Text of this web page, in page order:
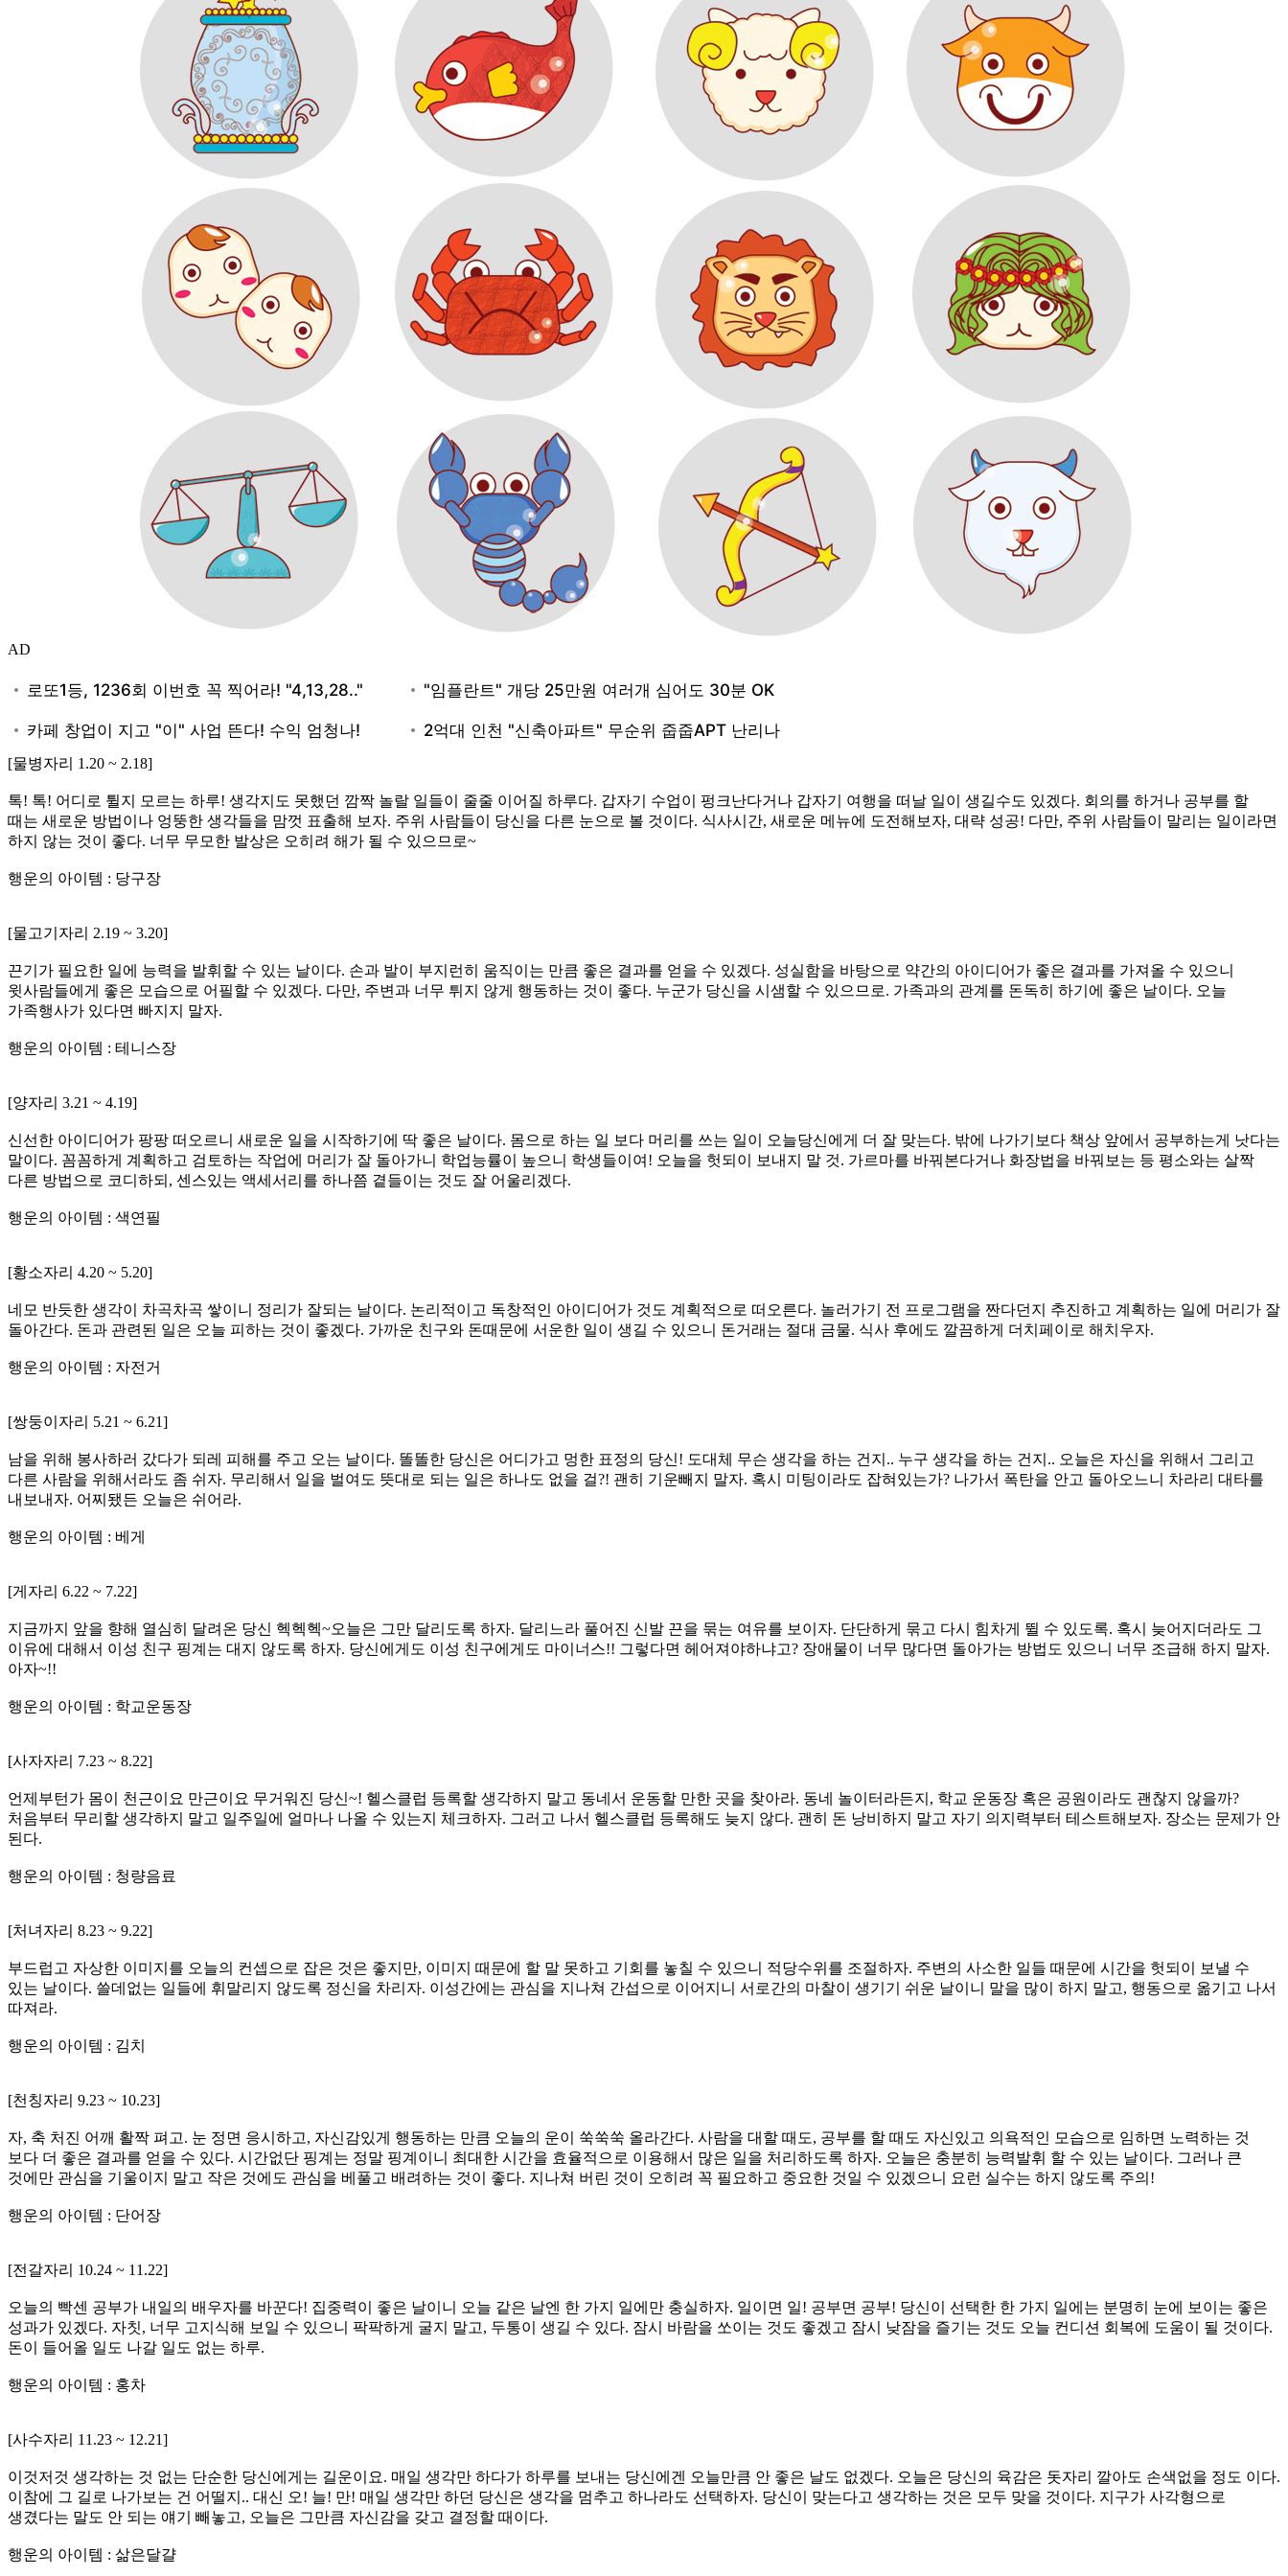
AD
[물병자리 1.20 ~ 2.18]
톡! 톡! 어디로 튈지 모르는 하루! 생각지도 못했던 깜짝 놀랄 일들이 줄줄 이어질 하루다. 갑자기 수업이 펑크난다거나 갑자기 여행을 떠날 일이 생길수도 있겠다. 회의를 하거나 공부를 할
때는 새로운 방법이나 엉뚱한 생각들을 맘껏 표출해 보자. 주위 사람들이 당신을 다른 눈으로 볼 것이다. 식사시간, 새로운 메뉴에 도전해보자, 대략 성공! 다만, 주위 사람들이 말리는 일이라면
하지 않는 것이 좋다. 너무 무모한 발상은 오히려 해가 될 수 있으므로~
행운의 아이템 : 당구장
[물고기자리 2.19 ~ 3.20]
끈기가 필요한 일에 능력을 발휘할 수 있는 날이다. 손과 발이 부지런히 움직이는 만큼 좋은 결과를 얻을 수 있겠다. 성실함을 바탕으로 약간의 아이디어가 좋은 결과를 가져올 수 있으니
윗사람들에게 좋은 모습으로 어필할 수 있겠다. 다만, 주변과 너무 튀지 않게 행동하는 것이 좋다. 누군가 당신을 시샘할 수 있으므로. 가족과의 관계를 돈독히 하기에 좋은 날이다. 오늘
가족행사가 있다면 빠지지 말자.
행운의 아이템 : 테니스장
[양자리 3.21 ~ 4.19]
신선한 아이디어가 팡팡 떠오르니 새로운 일을 시작하기에 딱 좋은 날이다. 몸으로 하는 일 보다 머리를 쓰는 일이 오늘당신에게 더 잘 맞는다. 밖에 나가기보다 책상 앞에서 공부하는게 낫다는
말이다. 꼼꼼하게 계획하고 검토하는 작업에 머리가 잘 돌아가니 학업능률이 높으니 학생들이여! 오늘을 헛되이 보내지 말 것. 가르마를 바꿔본다거나 화장법을 바꿔보는 등 평소와는 살짝
다른 방법으로 코디하되, 센스있는 액세서리를 하나쯤 곁들이는 것도 잘 어울리겠다.
행운의 아이템 : 색연필
[황소자리 4.20 ~ 5.20]
네모 반듯한 생각이 차곡차곡 쌓이니 정리가 잘되는 날이다. 논리적이고 독창적인 아이디어가 것도 계획적으로 떠오른다. 놀러가기 전 프로그램을 짠다던지 추진하고 계획하는 일에 머리가 잘
돌아간다. 돈과 관련된 일은 오늘 피하는 것이 좋겠다. 가까운 친구와 돈때문에 서운한 일이 생길 수 있으니 돈거래는 절대 금물. 식사 후에도 깔끔하게 더치페이로 해치우자.
행운의 아이템 : 자전거
[쌍둥이자리 5.21 ~ 6.21]
남을 위해 봉사하러 갔다가 되레 피해를 주고 오는 날이다. 똘똘한 당신은 어디가고 멍한 표정의 당신! 도대체 무슨 생각을 하는 건지.. 누구 생각을 하는 건지.. 오늘은 자신을 위해서 그리고
다른 사람을 위해서라도 좀 쉬자. 무리해서 일을 벌여도 뜻대로 되는 일은 하나도 없을 걸?! 괜히 기운빼지 말자. 혹시 미팅이라도 잡혀있는가? 나가서 폭탄을 안고 돌아오느니 차라리 대타를
내보내자. 어찌됐든 오늘은 쉬어라.
행운의 아이템 : 베게
[게자리 6.22 ~ 7.22]
지금까지 앞을 향해 열심히 달려온 당신 헥헥헥~오늘은 그만 달리도록 하자. 달리느라 풀어진 신발 끈을 묶는 여유를 보이자. 단단하게 묶고 다시 힘차게 뛸 수 있도록. 혹시 늦어지더라도 그
이유에 대해서 이성 친구 핑계는 대지 않도록 하자. 당신에게도 이성 친구에게도 마이너스!! 그렇다면 헤어져야하냐고? 장애물이 너무 많다면 돌아가는 방법도 있으니 너무 조급해 하지 말자.
아자~!!
행운의 아이템 : 학교운동장
[사자자리 7.23 ~ 8.22]
언제부턴가 몸이 천근이요 만근이요 무거워진 당신~! 헬스클럽 등록할 생각하지 말고 동네서 운동할 만한 곳을 찾아라. 동네 놀이터라든지, 학교 운동장 혹은 공원이라도 괜찮지 않을까?
처음부터 무리할 생각하지 말고 일주일에 얼마나 나올 수 있는지 체크하자. 그러고 나서 헬스클럽 등록해도 늦지 않다. 괜히 돈 낭비하지 말고 자기 의지력부터 테스트해보자. 장소는 문제가 안
된다.
행운의 아이템 : 청량음료
[처녀자리 8.23 ~ 9.22]
부드럽고 자상한 이미지를 오늘의 컨셉으로 잡은 것은 좋지만, 이미지 때문에 할 말 못하고 기회를 놓칠 수 있으니 적당수위를 조절하자. 주변의 사소한 일들 때문에 시간을 헛되이 보낼 수
있는 날이다. 쓸데없는 일들에 휘말리지 않도록 정신을 차리자. 이성간에는 관심을 지나쳐 간섭으로 이어지니 서로간의 마찰이 생기기 쉬운 날이니 말을 많이 하지 말고, 행동으로 옮기고 나서
따져라.
행운의 아이템 : 김치
[천칭자리 9.23 ~ 10.23]
자, 축 처진 어깨 활짝 펴고. 눈 정면 응시하고, 자신감있게 행동하는 만큼 오늘의 운이 쑥쑥쑥 올라간다. 사람을 대할 때도, 공부를 할 때도 자신있고 의욕적인 모습으로 임하면 노력하는 것
보다 더 좋은 결과를 얻을 수 있다. 시간없단 핑계는 정말 핑계이니 최대한 시간을 효율적으로 이용해서 많은 일을 처리하도록 하자. 오늘은 충분히 능력발휘 할 수 있는 날이다. 그러나 큰
것에만 관심을 기울이지 말고 작은 것에도 관심을 베풀고 배려하는 것이 좋다. 지나쳐 버린 것이 오히려 꼭 필요하고 중요한 것일 수 있겠으니 요런 실수는 하지 않도록 주의!
행운의 아이템 : 단어장
[전갈자리 10.24 ~ 11.22]
오늘의 빡센 공부가 내일의 배우자를 바꾼다! 집중력이 좋은 날이니 오늘 같은 날엔 한 가지 일에만 충실하자. 일이면 일! 공부면 공부! 당신이 선택한 한 가지 일에는 분명히 눈에 보이는 좋은
성과가 있겠다. 자칫, 너무 고지식해 보일 수 있으니 팍팍하게 굴지 말고, 두통이 생길 수 있다. 잠시 바람을 쏘이는 것도 좋겠고 잠시 낮잠을 즐기는 것도 오늘 컨디션 회복에 도움이 될 것이다.
돈이 들어올 일도 나갈 일도 없는 하루.
행운의 아이템 : 홍차
[사수자리 11.23 ~ 12.21]
이것저것 생각하는 것 없는 단순한 당신에게는 길운이요. 매일 생각만 하다가 하루를 보내는 당신에겐 오늘만큼 안 좋은 날도 없겠다. 오늘은 당신의 육감은 돗자리 깔아도 손색없을 정도 이다.
이참에 그 길로 나가보는 건 어떨지.. 대신 오! 늘! 만! 매일 생각만 하던 당신은 생각을 멈추고 하나라도 선택하자. 당신이 맞는다고 생각하는 것은 모두 맞을 것이다. 지구가 사각형으로
생겼다는 말도 안 되는 얘기 빼놓고, 오늘은 그만큼 자신감을 갖고 결정할 때이다.
행운의 아이템 : 삶은달걀